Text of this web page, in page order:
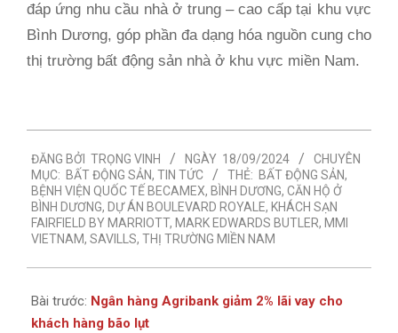
đáp ứng nhu cầu nhà ở trung – cao cấp tại khu vực
Bình Dương, góp phần đa dạng hóa nguồn cung cho
thị trường bất động sản nhà ở khu vực miền Nam.
09-
18
ĐĂNG BỞI TRỌNG VINH NGÀY 18/09/2024
CHUYÊN
MỤC: BẤT ĐỘNG SẢN, TIN TỨC THẺ: BẤT ĐỘNG SẢN,
BỆNH VIỆN QUỐC TẾ BECAMEX, BÌNH DƯƠNG, CĂN HỘ Ở
BÌNH DƯƠNG, DỰ ÁN BOULEVARD ROYALE, KHÁCH SẠN
FAIRFIELD BY MARRIOTT, MARK EDWARDS BUTLER, MMI
VIETNAM, SAVILLS, THỊ TRƯỜNG MIỀN NAM
Bài trước: Ngân hàng Agribank giảm 2% lãi vay cho
khách hàng bão lụt